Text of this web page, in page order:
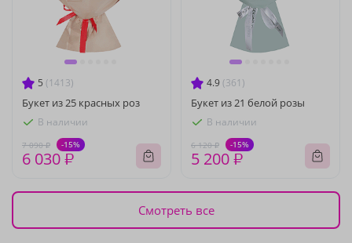
5 (1413)
Букет из 25 красных роз
В наличии
7 090 ₽ -15%
6 030 ₽
4.9 (361)
Букет из 21 белой розы
В наличии
6 120 ₽ -15%
5 200 ₽
Смотреть все